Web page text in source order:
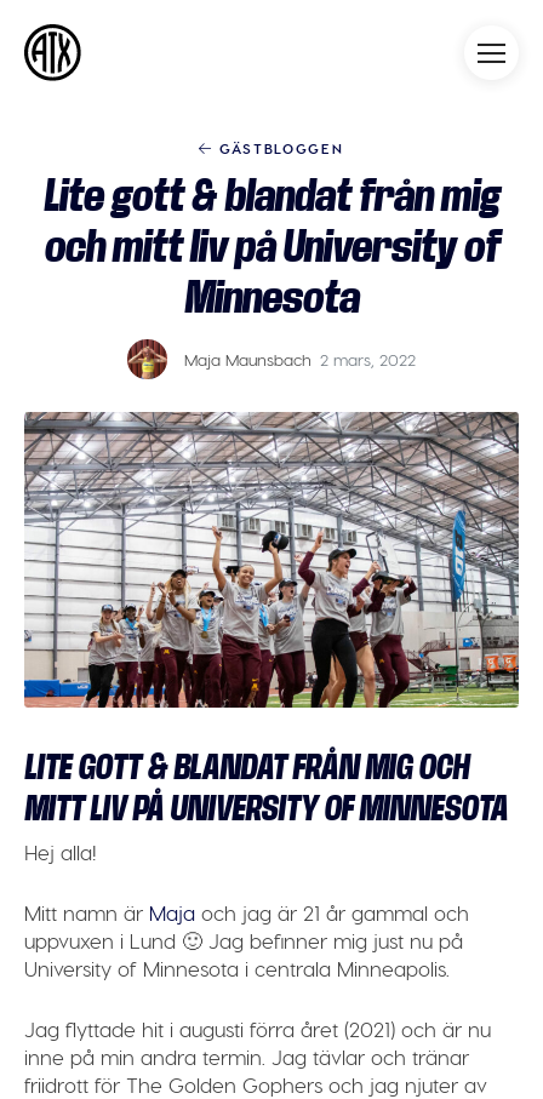
GÄSTBLOGGEN
Lite gott & blandat från mig
och mitt liv på University of
Minnesota
Maja Maunsbach 2 mars, 2022
LITE GOTT & BLANDAT FRÅN MIG OCH
MITT LIV PÅ UNIVERSITY OF MINNESOTA
Hej alla!
Mitt namn är Maja och jag är 21 år gammal och
uppvuxen i Lund 🙂 Jag befinner mig just nu på
University of Minnesota i centrala Minneapolis.
Jag flyttade hit i augusti förra året (2021) och är nu
inne på min andra termin. Jag tävlar och tränar
friidrott för The Golden Gophers och jag njuter av